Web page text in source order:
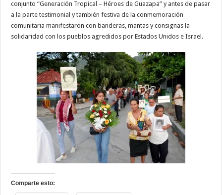
conjunto “Generación Tropical – Héroes de Guazapa” y antes de pasar
a la parte testimonial y también festiva de la conmemoración
comunitaria manifestaron con banderas, mantas y consignas la
solidaridad con los pueblos agredidos por Estados Unidos e Israel.
Comparte esto: